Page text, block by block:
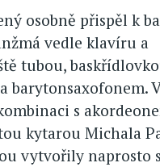
osobně přispěl k
vedle klavíru a
tubou,
barytonsaxofonem.
s
kytarou Michala
vytvořily naprosto